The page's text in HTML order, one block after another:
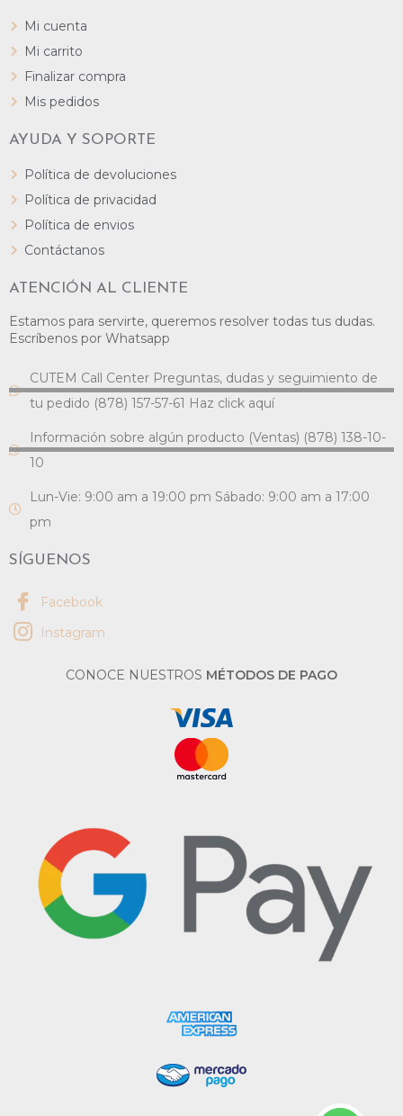
Mi cuenta
Mi carrito
Finalizar compra
Mis pedidos
AYUDA Y SOPORTE
Política de devoluciones
Política de privacidad
Política de envios
Contáctanos
ATENCIÓN AL CLIENTE
Estamos para servirte, queremos resolver todas tus dudas.
Escríbenos por Whatsapp
CUTEM Call Center Preguntas, dudas y seguimiento de
tu pedido (878) 157-57-61 Haz click aquí
Información sobre algún producto (Ventas) (878) 138-10-
10
Lun-Vie: 9:00 am a 19:00 pm Sábado: 9:00 am a 17:00
pm
SÍGUENOS
Facebook
Instagram
CONOCE NUESTROS MÉTODOS DE PAGO